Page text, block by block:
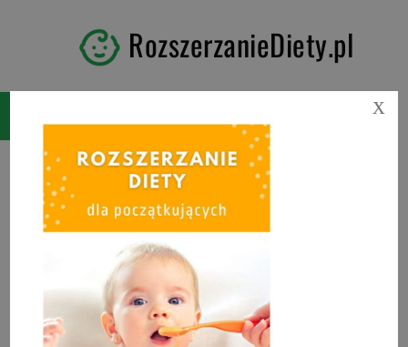
RozszerzanieDiety.pl
X